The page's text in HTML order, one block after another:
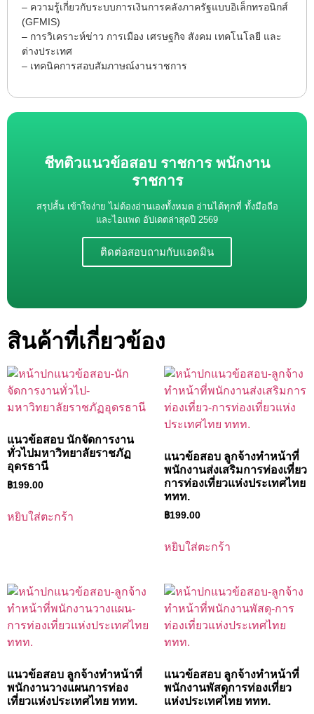
– ความรู้เกี่ยวกับระบบการเงินการคลังภาครัฐแบบอิเล็กทรอนิกส์
(GFMIS)
– การวิเคราะห์ข่าว การเมือง เศรษฐกิจ สังคม เทคโนโลยี และ
ต่างประเทศ
– เทคนิคการสอบสัมภาษณ์งานราชการ
ชีทติวแนวข้อสอบ ราชการ พนักงาน
ราชการ
สรุปสั้น เข้าใจง่าย ไม่ต้องอ่านเองทั้งหมด อ่านได้ทุกที่ ทั้งมือถือ
และไอแพด อัปเดตล่าสุดปี 2569
ติดต่อสอบถามกับแอดมิน
สินค้าที่เกี่ยวข้อง
แนวข้อสอบ นักจัดการงาน
ทั่วไปมหาวิทยาลัยราชภัฏ
อุดรธานี
฿199.00
หยิบใส่ตะกร้า
แนวข้อสอบ ลูกจ้างทำหน้าที่
พนักงานส่งเสริมการท่องเที่ยว
การท่องเที่ยวแห่งประเทศไทย
ททท.
฿199.00
หยิบใส่ตะกร้า
แนวข้อสอบ ลูกจ้างทำหน้าที่
พนักงานวางแผนการท่อง
เที่ยวแห่งประเทศไทย ททท.
แนวข้อสอบ ลูกจ้างทำหน้าที่
พนักงานพัสดุการท่องเที่ยว
แห่งประเทศไทย ททท.